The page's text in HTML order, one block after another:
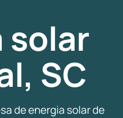
solar
SC
de energia solar de